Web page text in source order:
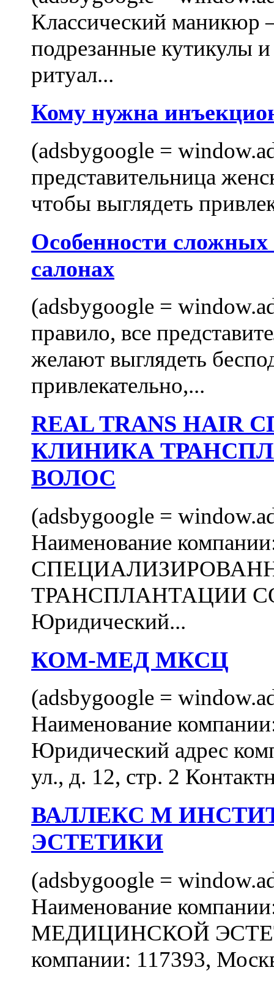
Классический маникюр
подрезанные кутикулы
ритуал...
Кому нужна
(adsbygoogle =
представительница
чтобы выглядеть
Особенности
салонах
(adsbygoogle =
правило, все
желают выглядеть
привлекательно,...
REAL TRANS
КЛИНИКА
ВОЛОС
(adsbygoogle =
Наименование
ТРАНСПЛАНТАЦИИ
Юридический...
КОМ-МЕД МКСЦ
(adsbygoogle =
Наименование
Юридический адрес
ул., д. 12, стр. 2
ВАЛЛЕКС М
ЭСТЕТИКИ
(adsbygoogle =
Наименование
МЕДИЦИНСКОЙ
компании: 117393,